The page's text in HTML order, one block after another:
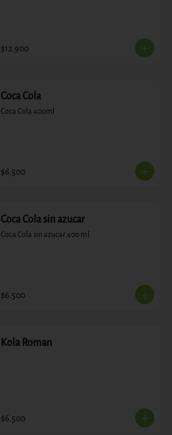
$12.900
Coca Cola
Coca Cola 400ml
$6.500
Coca Cola sin azucar
Coca Cola sin azucar 400 ml
$6.500
Kola Roman
$6.500